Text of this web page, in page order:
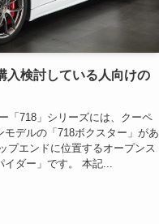
入検討している人向けの
「718」シリーズには、クーペ
デルの「718ボクスター」があ
プエンドに位置するオープンス
イダー」です。 本記...